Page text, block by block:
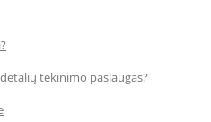
tekinimo paslaugas?